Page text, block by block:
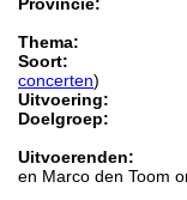
Provincie:
Thema:
Soort:
concerten)
Uitvoering:
Doelgroep:
Uitvoerenden:
en Marco den Toom